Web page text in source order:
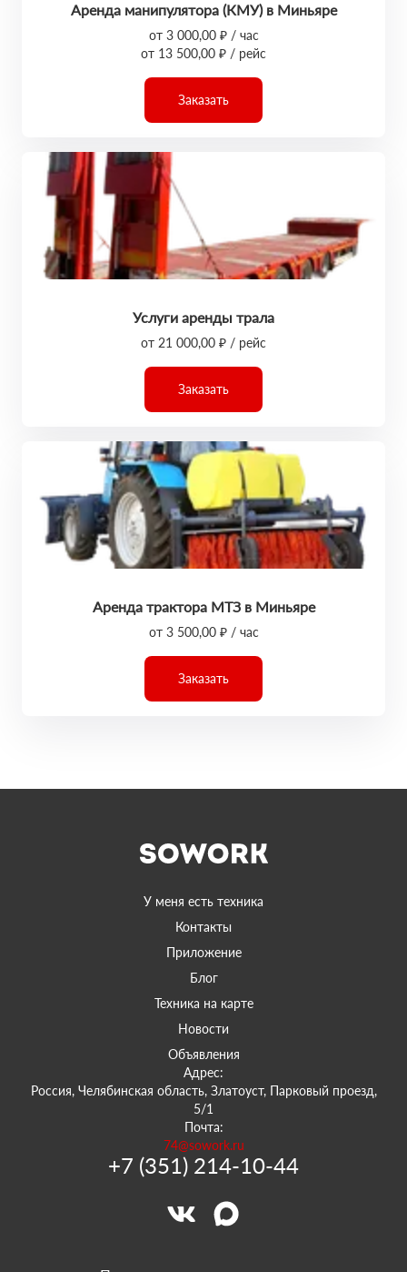
Аренда манипулятора (КМУ) в Миньяре
от 3 000,00 ₽ / час
от 13 500,00 ₽ / рейс
Заказать
Услуги аренды трала
от 21 000,00 ₽ / рейс
Заказать
Аренда трактора МТЗ в Миньяре
от 3 500,00 ₽ / час
Заказать
У меня есть техника
Контакты
Приложение
Блог
Техника на карте
Новости
Объявления
Адрес:
Россия, Челябинская область, Златоуст, Парковый проезд,
5/1
Почта:
74@sowork.ru
+7 (351) 214-10-44